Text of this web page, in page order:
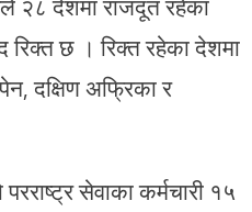
छ । रिक्त रहेका देशमा
दक्षिण अफ्रिका र
सेवाका कर्मचारी १५